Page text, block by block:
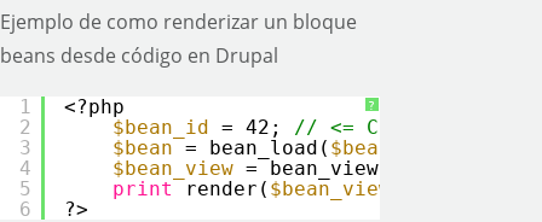
Ejemplo de como renderizar un bloque
beans desde código en Drupal
?
1
2
3
4
5
6
<?php
$bean_id = 42; // <= Cambia esto
$bean = bean_load( $bean_id
$bean_view = bean_view(
print
render( $bean_view
?>